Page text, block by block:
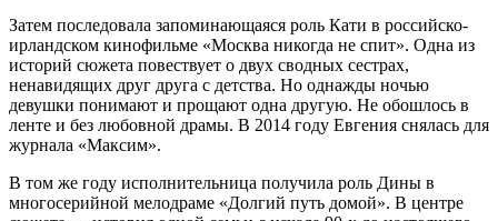
Затем последовала запоминающаяся роль Кати в российско-
ирландском кинофильме «Москва никогда не спит». Одна из
историй сюжета повествует о двух сводных сестрах,
ненавидящих друг друга с детства. Но однажды ночью
девушки понимают и прощают одна другую. Не обошлось в
ленте и без любовной драмы. В 2014 году Евгения снялась для
журнала «Максим».
В том же году исполнительница получила роль Дины в
многосерийной мелодраме «Долгий путь домой». В центре